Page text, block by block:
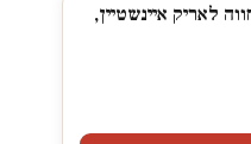
לאריק איינשטיין,